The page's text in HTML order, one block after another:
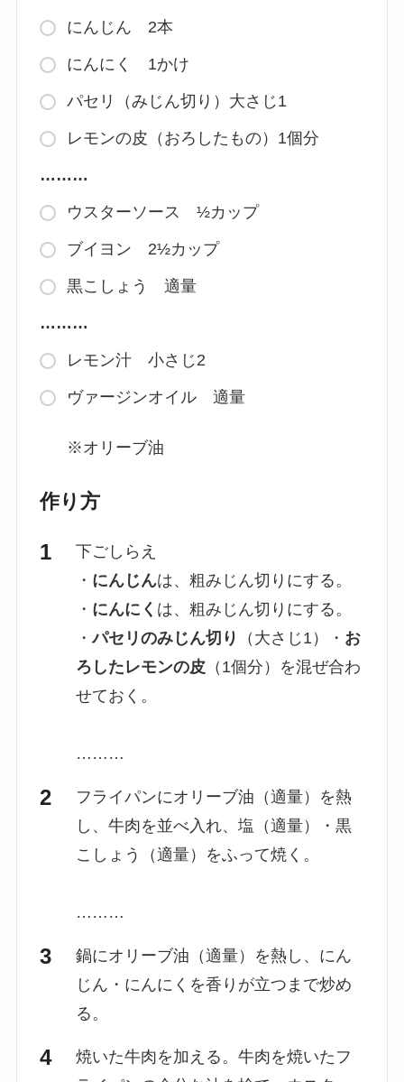
にんじん 2本
にんにく 1かけ
パセリ（みじん切り）大さじ1
レモンの皮（おろしたもの）1個分
………
ウスターソース ½カップ
ブイヨン 2½カップ
黒こしょう 適量
………
レモン汁 小さじ2
ヴァージンオイル 適量
※オリーブ油
作り方
下ごしらえ
・ にんじんは、粗みじん切りにする。
・ にんにく は、粗みじん切りにする。
・パセリのみじん切り （大さじ1）・ お
ろしたレモンの皮（1個分）を混ぜ合わ
せておく。
………
フライパンにオリーブ油（適量）を熱
し、牛肉を並べ入れ、塩（適量）・黒
こしょう（適量）をふって焼く。
………
鍋にオリーブ油（適量）を熱し、にん
じん・にんにくを香りが立つまで炒め
る。
焼いた牛肉を加える。牛肉を焼いたフ